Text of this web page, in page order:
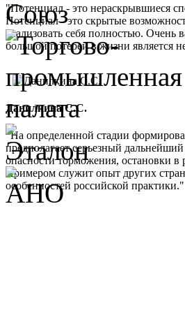
"Потенциал - это нераскрывшиеся
Потенциал - это скрытые
реализовать себя полностью.
большой потерей в жизни является
Данилкина С.С.
"На определенной стадии
предполагает серьезный
опасности торможения, остановки в
Примером служит опыт других
особенностей российской практики."